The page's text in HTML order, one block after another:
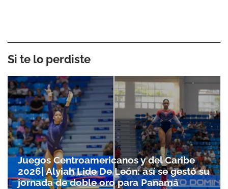
Si te lo perdiste
Juegos Centroamericanos y del Caribe
2026| Alyiah Lide De León: así se gestó su
jornada de doble oro para Panamá